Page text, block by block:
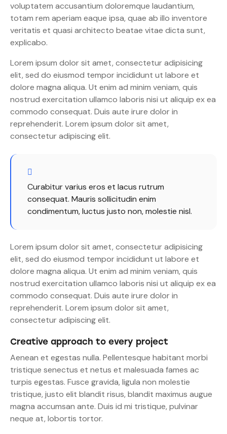
voluptatem accusantium doloremque laudantium,
totam rem aperiam eaque ipsa, quae ab illo inventore
veritatis et quasi architecto beatae vitae dicta sunt,
explicabo.
Lorem ipsum dolor sit amet, consectetur adipisicing
elit, sed do eiusmod tempor incididunt ut labore et
dolore magna aliqua. Ut enim ad minim veniam, quis
nostrud exercitation ullamco laboris nisi ut aliquip ex ea
commodo consequat. Duis aute irure dolor in
reprehenderit. Lorem ipsum dolor sit amet,
consectetur adipiscing elit.
Curabitur varius eros et lacus rutrum
consequat. Mauris sollicitudin enim
condimentum, luctus justo non, molestie nisl.
Lorem ipsum dolor sit amet, consectetur adipisicing
elit, sed do eiusmod tempor incididunt ut labore et
dolore magna aliqua. Ut enim ad minim veniam, quis
nostrud exercitation ullamco laboris nisi ut aliquip ex ea
commodo consequat. Duis aute irure dolor in
reprehenderit. Lorem ipsum dolor sit amet,
consectetur adipiscing elit.
Creative approach to every project
Aenean et egestas nulla. Pellentesque habitant morbi
tristique senectus et netus et malesuada fames ac
turpis egestas. Fusce gravida, ligula non molestie
tristique, justo elit blandit risus, blandit maximus augue
magna accumsan ante. Duis id mi tristique, pulvinar
neque at, lobortis tortor.